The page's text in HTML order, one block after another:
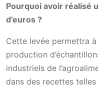
Pourquoi avoir réalisé
d’euros ?
Cette levée permettra à
production
industriels de
dans des recettes